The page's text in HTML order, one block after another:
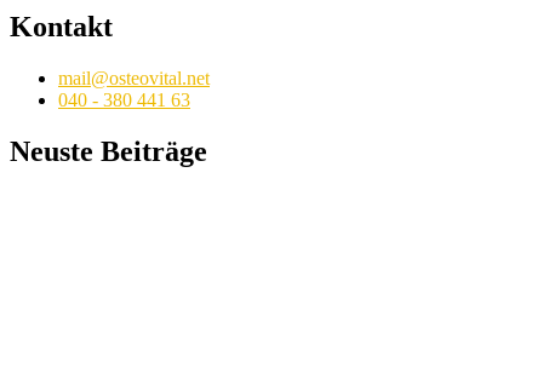
Kontakt
mail@osteovital.net
040 - 380 441 63
Neuste Beiträge